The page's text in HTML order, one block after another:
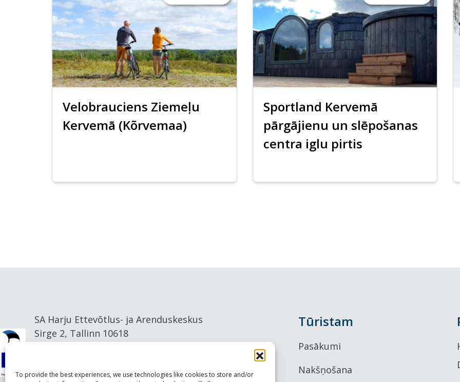
To provide the best experiences, we use technologies like cookies to store and/or
Velobrauciens Ziemeļu
Kervemā (Kõrvemaa)
Sportland Kervemā
pārgājienu un slēpošanas
centra iglu pirtis
SA Harju Ettevõtlus- ja Arenduskeskus
Sirge 2, Tallinn 10618
Tūristam
Pasākumi
Nakšņošana